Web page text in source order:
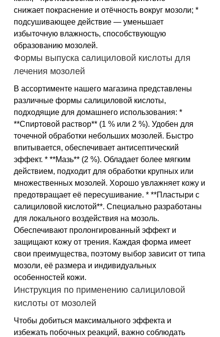
снижает покраснение и отёчность вокруг мозоли; *
подсушивающее действие — уменьшает
избыточную влажность, способствующую
образованию мозолей.
Формы выпуска салициловой кислоты для
лечения мозолей
В ассортименте нашего магазина представлены
различные формы салициловой кислоты,
подходящие для домашнего использования: *
**Спиртовой раствор** (1 % или 2 %). Удобен для
точечной обработки небольших мозолей. Быстро
впитывается, обеспечивает антисептический
эффект. * **Мазь** (2 %). Обладает более мягким
действием, подходит для обработки крупных или
множественных мозолей. Хорошо увлажняет кожу и
предотвращает её пересушивание. * **Пластыри с
салициловой кислотой**. Специально разработаны
для локального воздействия на мозоль.
Обеспечивают пролонгированный эффект и
защищают кожу от трения. Каждая форма имеет
свои преимущества, поэтому выбор зависит от типа
мозоли, её размера и индивидуальных
особенностей кожи.
Инструкция по применению салициловой
кислоты от мозолей
Чтобы добиться максимального эффекта и
избежать побочных реакций, важно соблюдать